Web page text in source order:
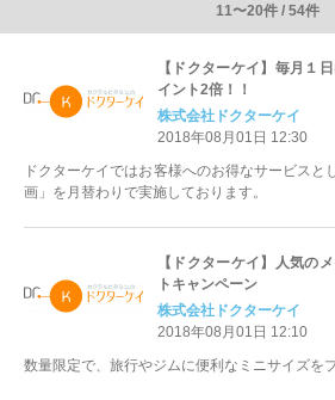
11〜20件 / 54件
【ドクターケイ】毎月１
イント2倍！！
株式会社ドクターケイ
2018年08月01日 12:30
ドクターケイではお客様へのお得なサービスと
画」を月替わりで実施しております。
【ドクターケイ】人気の
トキャンペーン
株式会社ドクターケイ
2018年08月01日 12:10
数量限定で、旅行やジムに便利なミニサイズを